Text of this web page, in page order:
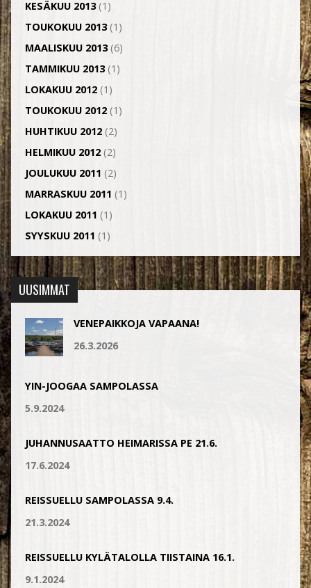
KESÄKUU 2013(1)
TOUKOKUU 2013(1)
MAALISKUU 2013(6)
TAMMIKUU 2013(1)
LOKAKUU 2012(1)
TOUKOKUU 2012(1)
HUHTIKUU 2012(2)
HELMIKUU 2012(2)
JOULUKUU 2011 (2)
MARRASKUU 2011 (1)
LOKAKUU 2011 (1)
SYYSKUU 2011 (1)
UUSIMMAT
VENEPAIKKOJA VAPAANA!
26.3.2026
YIN-JOOGAA SAMPOLASSA
5.9.2024
JUHANNUSAATTO HEIMARISSA PE 21.6.
17.6.2024
REISSUELLU SAMPOLASSA 9.4.
21.3.2024
REISSUELLU KYLÄTALOLLA TIISTAINA 16.1.
9.1.2024